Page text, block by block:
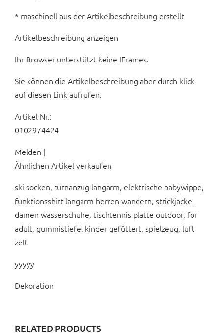
* maschinell aus der Artikelbeschreibung erstellt
Artikelbeschreibung anzeigen
Ihr Browser unterstützt keine IFrames.
Sie können die Artikelbeschreibung aber durch klick
auf diesen Link aufrufen.
Artikel Nr.:
0102974424
Melden |
Ähnlichen Artikel verkaufen
ski socken, turnanzug langarm, elektrische babywippe,
funktionsshirt langarm herren wandern, strickjacke,
damen wasserschuhe, tischtennis platte outdoor, for
adult, gummistiefel kinder gefüttert, spielzeug, luft
zelt
yyyyy
Dekoration
RELATED PRODUCTS